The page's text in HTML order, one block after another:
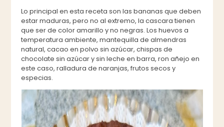
Lo principal en esta receta son las bananas que deben
estar maduras, pero no al extremo, la cascara tienen
que ser de color amarillo y no negras. Los huevos a
temperatura ambiente, mantequilla de almendras
natural, cacao en polvo sin azúcar, chispas de
chocolate sin azúcar y sin leche en barra, ron añejo en
este caso, ralladura de naranjas, frutos secos y
especias.